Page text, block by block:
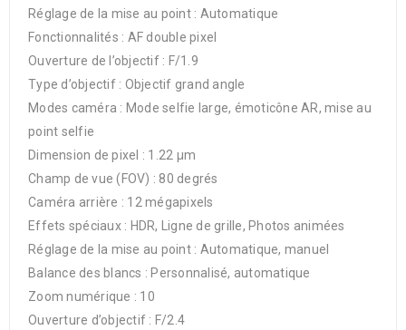
Réglage de la mise au point : Automatique
Fonctionnalités : AF double pixel
Ouverture de l’objectif : F/1.9
Type d’objectif : Objectif grand angle
Modes caméra : Mode selfie large, émoticône AR, mise au
point selfie
Dimension de pixel : 1.22 µm
Champ de vue (FOV) : 80 degrés
Caméra arrière : 12 mégapixels
Effets spéciaux : HDR, Ligne de grille, Photos animées
Réglage de la mise au point : Automatique, manuel
Balance des blancs : Personnalisé, automatique
Zoom numérique : 10
Ouverture d’objectif : F/2.4